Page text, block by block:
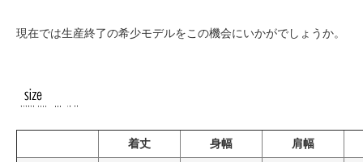
現在では生産終了の希少モデルをこの機会にいかがでしょうか。
着丈 身幅 肩幅